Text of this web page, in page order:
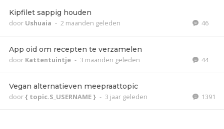
Kipfilet sappig houden
door Ushuaia - 2 maanden geleden 46
App oid om recepten te verzamelen
door Kattentuintje - 3 maanden geleden 44
Vegan alternatieven meepraattopic
door{ topic.S_USERNAME } - 3 jaar geleden 1391